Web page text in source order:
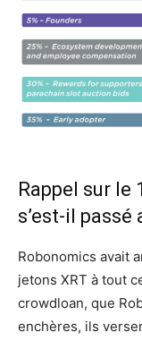
Rappel sur le
s’est-il
Robonomics avait
jetons XRT à tout
crowdloan, que
enchères, ils